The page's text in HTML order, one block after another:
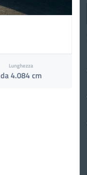
Lunghezza
da 4.084 cm